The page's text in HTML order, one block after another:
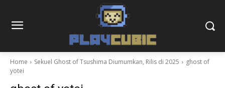
Home Sekuel Ghost of Tsushima Diumumkan, Rilis di 2025
ghost of
yotei